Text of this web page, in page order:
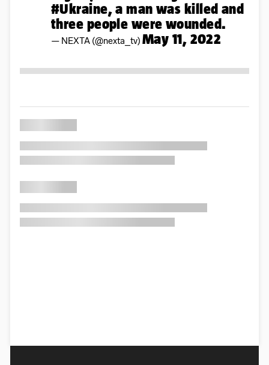
#Ukraine, a man was killed and
three people were wounded.
— NEXTA (@nexta_tv) May 11, 2022